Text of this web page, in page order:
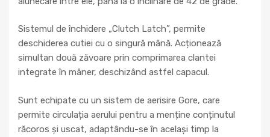
Sistemul de închidere „Clutch Latch”, permite
deschiderea cutiei cu o singură mână. Acționează
simultan două zăvoare prin comprimarea clantei
integrate în mâner, deschizând astfel capacul.
Sunt echipate cu un sistem de aerisire Gore, care
permite circulația aerului pentru a menține conținutul
răcoros și uscat, adaptându-se în același timp la